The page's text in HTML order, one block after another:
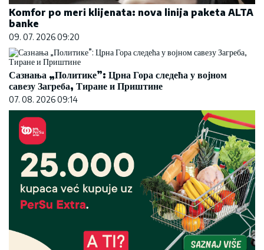
Komfor po meri klijenata: nova linija paketa ALTA
banke
09. 07. 2026 09:20
Сазнања „Политике”: Црна Гора следећа у војном
савезу Загреба, Тиране и Приштине
07. 08. 2026 09:14